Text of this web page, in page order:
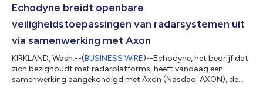
klanten uit de V.S. en geallieerde klanten te voldoen. Met
miljoenen drones die door...
Echodyne breidt openbare
veiligheidstoepassingen van radarsystemen uit
via samenwerking met Axon
KIRKLAND, Wash.--(BUSINESS WIRE)--Echodyne, het bedrijf dat
zich bezighoudt met radarplatforms, heeft vandaag een
samenwerking aangekondigd met Axon (Nasdaq: AXON), de